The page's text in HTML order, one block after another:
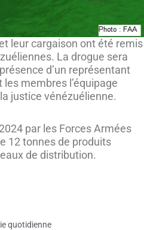
leur cargaison ont été remis
La drogue sera
d’un représentant
membres l’équipage
justice vénézuélienne.
par les Forces Armées
12 tonnes de produits
de distribution.
quotidienne